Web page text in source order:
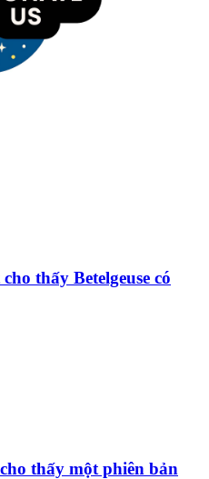
thấy Betelgeuse có
thấy một phiên bản